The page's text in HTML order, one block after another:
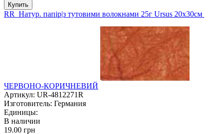
Купить
RR Натур. папір|з тутовими волокнами 25г Ursus 20х30см
ЧЕРВОНО-КОРИЧНЕВИЙ
Артикул: UR-4812271R
Изготовитель: Германия
Единицы:
В наличии
19.00 грн